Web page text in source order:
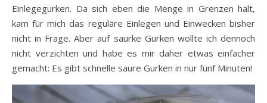
Einlegegurken. Da sich eben die Menge in Grenzen hält,
kam für mich das reguläre Einlegen und Einwecken bisher
nicht in Frage. Aber auf saurke Gurken wollte ich dennoch
nicht verzichten und habe es mir daher etwas einfacher
gemacht: Es gibt schnelle saure Gurken in nur fünf Minuten!